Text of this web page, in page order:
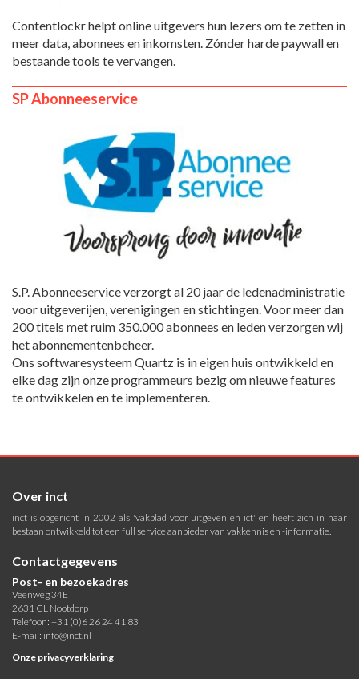
Contentlockr helpt online uitgevers hun lezers om te zetten in
meer data, abonnees en inkomsten. Zónder harde paywall en
bestaande tools te vervangen.
SP Abonneeservice
S.P. Abonneeservice verzorgt al 20 jaar de ledenadministratie
voor uitgeverijen, verenigingen en stichtingen. Voor meer dan
200 titels met ruim 350.000 abonnees en leden verzorgen wij
het abonnementenbeheer.
Ons softwaresysteem Quartz is in eigen huis ontwikkeld en
elke dag zijn onze programmeurs bezig om nieuwe features
te ontwikkelen en te implementeren.
Over inct
inct is opgericht in 2002 als 'vakblad voor uitgeven en ict' en heeft zich in haar
bestaan ontwikkeld tot een full service aanbieder van vakkennis en -informatie.
Contactgegevens
Post- en bezoekadres
Veenweg 34E
2631 CL Nootdorp
Telefoon: +31 (0)6 26 24 41 83
E-mail: info@inct.nl
Onze privacyverklaring